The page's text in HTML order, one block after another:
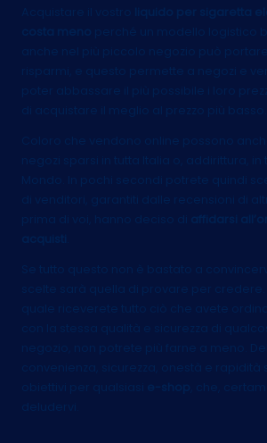
Acquistare il vostro
liquido per sigaretta
costa meno
perché un modello logistico
anche nel più piccolo negozio può
risparmi, e questo permette a negozi e
poter abbassare il più possibile i loro
di acquistare il meglio al prezzo più basso.
Coloro che vendono online possono
negozi sparsi in tutta Italia o, addirittura, in
Mondo. In pochi secondi potrete quindi
di venditori, garantiti dalle recensioni di
prima di voi, hanno deciso di
affidarsi
acquisti
Se tutto questo non è bastato a
scelte sarà quella di provare per credere.
quale riceverete tutto ciò che avete
con la stessa qualità e sicurezza di
negozio, non potrete più farne a meno.
convenienza, sicurezza, onestà e rapidità
obiettivi per qualsiasi
, che,
deludervi.